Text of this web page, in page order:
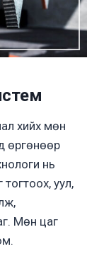
хийх мөн
өргөнөөр
нь
уул,
Мөн цаг